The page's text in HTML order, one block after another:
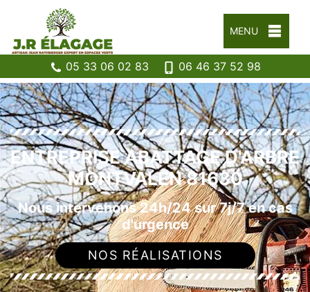
MENU
05 33 06 02 83 06 46 37 52 98
ENTREPRISE ABATTAGE D'ARBRE
MONTVALEN 81630
Nous intervenons 24h/24 sur 7j/7 en cas
d'urgence
NOS RÉALISATIONS